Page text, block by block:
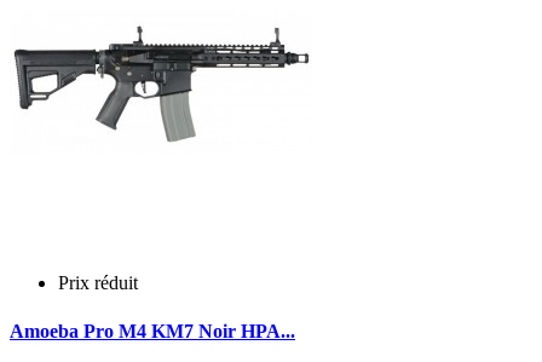
Prix réduit
Amoeba Pro M4 KM7 Noir HPA...